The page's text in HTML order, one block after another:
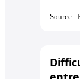
Source :